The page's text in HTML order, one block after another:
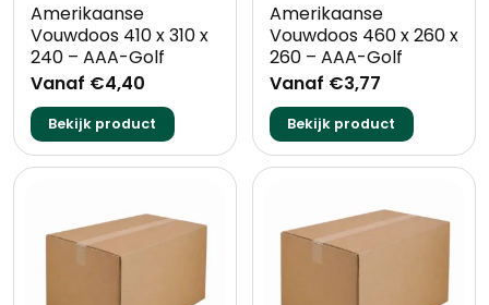
Amerikaanse
Vouwdoos 410 x 310 x
240 – AAA-Golf
Vanaf €4,40
Bekijk product
Amerikaanse
Vouwdoos 460 x 260 x
260 – AAA-Golf
Vanaf €3,77
Bekijk product